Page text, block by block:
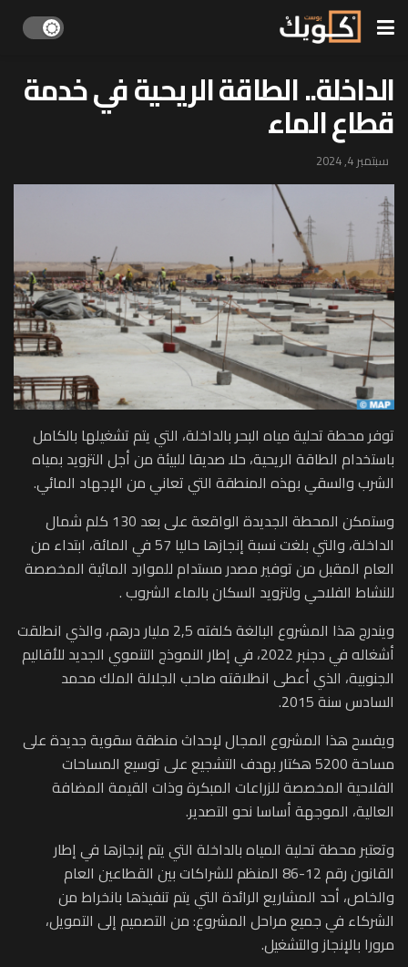
الداخلة.. الطاقة الريحية في خدمة
قطاع الماء
سبتمبر 4, 2024
توفر محطة تحلية مياه البحر بالداخلة، التي يتم تشغيلها بالكامل
باستخدام الطاقة الريحية، حلا صديقا للبيئة من أجل التزويد بمياه
الشرب والسقي بهذه المنطقة التي تعاني من الإجهاد المائي.
وستمكن المحطة الجديدة الواقعة على بعد 130 كلم شمال
الداخلة، والتي بلغت نسبة إنجازها حاليا 57 في المائة، ابتداء من
العام المقبل من توفير مصدر مستدام للموارد المائية المخصصة
للنشاط الفلاحي ولتزويد السكان بالماء الشروب .
ويندرج هذا المشروع البالغة كلفته 2,5 مليار درهم، والذي انطلقت
أشغاله في دجنبر 2022، في إطار النموذج التنموي الجديد للأقاليم
الجنوبية، الذي أعطى انطلاقته صاحب الجلالة الملك محمد
السادس سنة 2015.
ويفسح هذا المشروع المجال لإحداث منطقة سقوية جديدة على
مساحة 5200 هكتار بهدف التشجيع على توسيع المساحات
الفلاحية المخصصة للزراعات المبكرة وذات القيمة المضافة
العالية، الموجهة أساسا نحو التصدير.
وتعتبر محطة تحلية المياه بالداخلة التي يتم إنجازها في إطار
القانون رقم 12-86 المنظم للشراكات بين القطاعين العام
والخاص، أحد المشاريع الرائدة التي يتم تنفيذها بانخراط من
الشركاء في جميع مراحل المشروع: من التصميم إلى التمويل،
مرورا بالإنجاز والتشغيل.